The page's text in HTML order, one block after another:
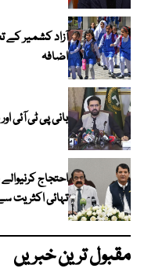
آزاد کشمیر کے
اضافہ
بانی پی ٹی
احتجاج
تہائی اکثریت سے
مقبول ترین خبریں